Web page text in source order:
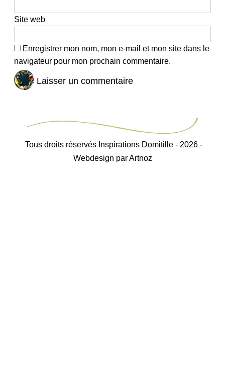
Site web
Enregistrer mon nom, mon e-mail et mon site dans le
navigateur pour mon prochain commentaire.
Tous droits réservés Inspirations Domitille - 2026 -
Webdesign par Artnoz